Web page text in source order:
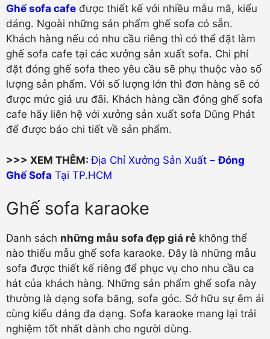
Ghế sofa cafe được thiết kế với nhiều mẫu mã, kiểu
dáng. Ngoài những sản phẩm ghế sofa có sẵn.
Khách hàng nếu có nhu cầu riêng thì có thể đặt làm
ghế sofa cafe tại các xưởng sản xuất sofa. Chi phí
đặt đóng ghế sofa theo yêu cầu sẽ phụ thuộc vào số
lượng sản phẩm. Với số lượng lớn thì đơn hàng sẽ có
được mức giá ưu đãi. Khách hàng cần đóng ghế sofa
cafe hãy liên hệ với xưởng sản xuất sofa Dũng Phát
để được báo chi tiết về sản phẩm.
>>> XEM THÊM:Địa Chỉ Xưởng Sản Xuất –Đóng
Ghế Sofa Tại TP.HCM
Ghế sofa karaoke
Danh sách những mẫu sofa đẹp giá rẻ không thể
nào thiếu mẫu ghế sofa karaoke. Đây là những mẫu
sofa được thiết kế riêng để phục vụ cho nhu cầu ca
hát của khách hàng. Những sản phẩm ghế sofa này
thường là dạng sofa băng, sofa góc. Sở hữu sự êm ái
cùng kiểu dáng đa dạng. Sofa karaoke mang lại trải
nghiệm tốt nhất dành cho người dùng.